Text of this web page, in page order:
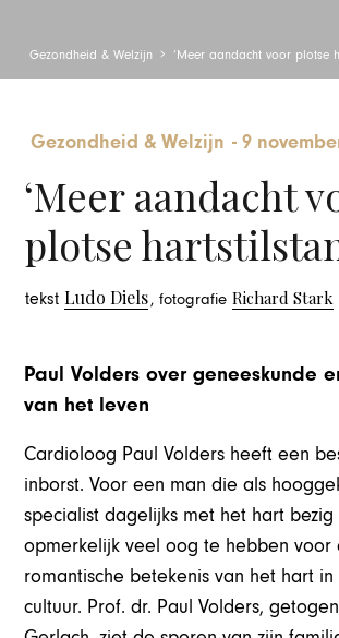
Gezondheid & Welzijn ‘Meer aandacht voor plotse
Gezondheid & Welzijn -9
‘Meer aandacht
plotse
tekstLudo Diels, fotografieRichard Stark
Paul Volders over geneeskunde
van het leven
Cardioloog Paul Volders heeft een
inborst. Voor een man die als
specialist dagelijks met het hart bezig
opmerkelijk veel oog te hebben voor
romantische betekenis van het hart in
cultuur. Prof. dr. Paul Volders,